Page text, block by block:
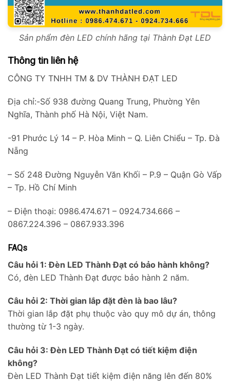
Sản phẩm đèn LED chính hãng tại Thành Đạt LED
Thông tin liên hệ
CÔNG TY TNHH TM & DV THÀNH ĐẠT LED
Địa chỉ:-Số 938 đường Quang Trung, Phường Yên
Nghĩa, Thành phố Hà Nội, Việt Nam.
-91 Phước Lý 14 – P. Hòa Minh – Q. Liên Chiểu – Tp. Đà
Nẵng
– Số 248 Đường Nguyễn Văn Khối – P.9 – Quận Gò Vấp
– Tp. Hồ Chí Minh
– Điện thoại: 0986.474.671 – 0924.734.666 –
0867.224.396 – 0867.933.396
FAQs
Câu hỏi 1: Đèn LED Thành Đạt có bảo hành không?
Có, đèn LED Thành Đạt được bảo hành 2 năm.
Câu hỏi 2: Thời gian lắp đặt đèn là bao lâu?
Thời gian lắp đặt phụ thuộc vào quy mô dự án, thông
thường từ 1-3 ngày.
Câu hỏi 3: Đèn LED Thành Đạt có tiết kiệm điện
không?
Đèn LED Thành Đạt tiết kiệm điện năng lên đến 80%